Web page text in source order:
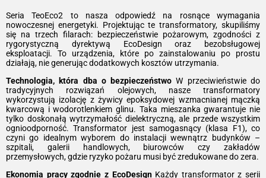
Seria TeoEco2 to nasza odpowiedź na rosnące wymagania
nowoczesnej energetyki. Projektując te transformatory, skupiliśmy
się na trzech filarach: bezpieczeństwie pożarowym, zgodności z
rygorystyczną dyrektywą EcoDesign oraz bezobsługowej
eksploatacji. To urządzenia, które po zainstalowaniu po prostu
działają, nie generując dodatkowych kosztów utrzymania.
Technologia, która dba o bezpieczeństwo W przeciwieństwie do
tradycyjnych rozwiązań olejowych, nasze transformatory
wykorzystują izolację z żywicy epoksydowej wzmacnianej mączką
kwarcową i wodorotlenkiem glinu. Taka mieszanka gwarantuje nie
tylko doskonałą wytrzymałość dielektryczną, ale przede wszystkim
ognioodporność. Transformator jest samogasnący (klasa F1), co
czyni go idealnym wyborem do instalacji wewnątrz budynków –
szpitali, galerii handlowych, biurowców czy zakładów
przemysłowych, gdzie ryzyko pożaru musi być zredukowane do zera.
Ekonomia pracy zgodnie z EcoDesignKażdy transformator z serii